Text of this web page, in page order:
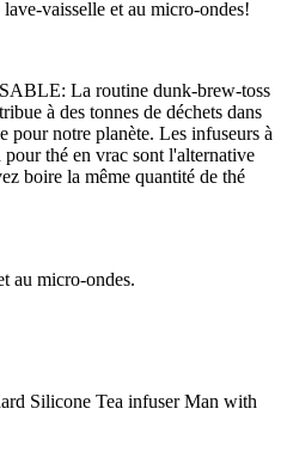
vaisselle et au micro-ondes!
La routine dunk-brew-toss
à des tonnes de déchets dans
pour notre planète. Les infuseurs à
thé en vrac sont l'alternative
boire la même quantité de thé
au micro-ondes.